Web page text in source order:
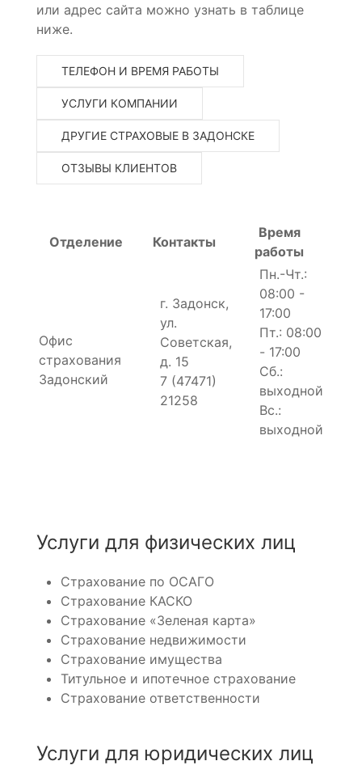
или адрес сайта можно узнать в таблице
ниже.
ТЕЛЕФОН И ВРЕМЯ РАБОТЫ
УСЛУГИ КОМПАНИИ
ДРУГИЕ СТРАХОВЫЕ В ЗАДОНСКЕ
ОТЗЫВЫ КЛИЕНТОВ
Отделение Контакты
Время
работы
Офис
страхования
Задонский
г. Задонск,
ул.
Советская,
д. 15
7 (47471)
21258
Пн.-Чт.:
08:00 -
17:00
Пт.: 08:00
- 17:00
Сб.:
выходной
Вс.:
выходной
Услуги для физических лиц
Страхование по ОСАГО
Страхование КАСКО
Страхование «Зеленая карта»
Страхование недвижимости
Страхование имущества
Титульное и ипотечное страхование
Страхование ответственности
Услуги для юридических лиц